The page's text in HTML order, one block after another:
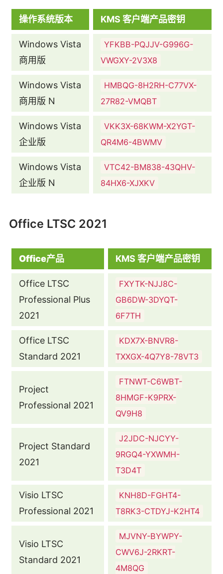
操作系统版本 KMS 客户端产品密钥
Windows Vista
商用版
YFKBB-PQJJV-G996G-
VWGXY-2V3X8
Windows Vista
商用版 N
HMBQG-8H2RH-C77VX-
27R82-VMQBT
Windows Vista
企业版
VKK3X-68KWM-X2YGT-
QR4M6-4BWMV
Windows Vista
企业版 N
VTC42-BM838-43QHV-
84HX6-XJXKV
Office LTSC 2021
Office产品 KMS 客户端产品密钥
Office LTSC
Professional Plus
2021
FXYTK-NJJ8C-
GB6DW-3DYQT-
6F7TH
Office LTSC
Standard 2021
KDX7X-BNVR8-
TXXGX-4Q7Y8-78VT3
Project
Professional 2021
FTNWT-C6WBT-
8HMGF-K9PRX-
QV9H8
Project Standard
2021
J2JDC-NJCYY-
9RGQ4-YXWMH-
T3D4T
Visio LTSC
Professional 2021
KNH8D-FGHT4-
T8RK3-CTDYJ-K2HT4
Visio LTSC
Standard 2021
MJVNY-BYWPY-
CWV6J-2RKRT-
4M8QG